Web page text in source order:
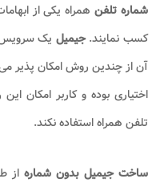
شماره تلفن همراه یکی از
کسب نمایند.جیمیل یک سرویس
آن از چندین روش امکان پذیر
اختیاری بوده و کاربر امکان
تلفن همراه استفاده نکند.
ساخت جیمیل بدون شمارهاز